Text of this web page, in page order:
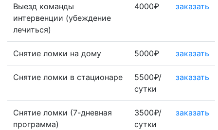
Выезд команды
интервенции (убеждение
лечиться)
4000₽ заказать
Снятие ломки на дому 5000₽ заказать
Снятие ломки в стационаре
5500₽/
сутки
заказать
Снятие ломки (7-дневная
программа)
3500₽/
сутки
заказать